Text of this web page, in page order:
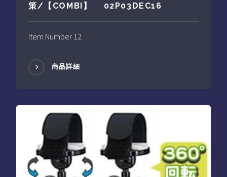
策/【COMBI】 02P03DEC16
Item Number 12
商品詳細